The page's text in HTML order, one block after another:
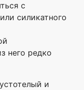
с
силикатного
него редко
и